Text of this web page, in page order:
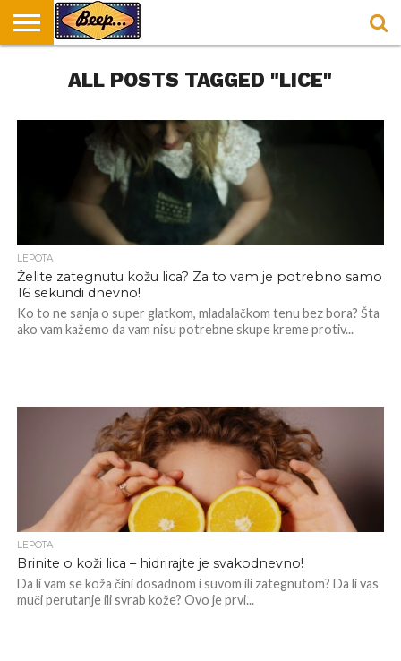
DORUČAK
SVAKODNEVICA
ENTERTAINMENT
LOKACIJE
HRANA I
RECEPTI
NEPUSACKI
LOKALIALL POSTS TAGGED "LICE"
LEPOTA
Želite zategnutu kožu lica? Za to vam je potrebno samo
16 sekundi dnevno!
Ko to ne sanja o super glatkom, mladalačkom tenu bez bora? Šta
ako vam kažemo da vam nisu potrebne skupe kreme protiv...
LEPOTA
Brinite o koži lica – hidrirajte je svakodnevno!
Da li vam se koža čini dosadnom i suvom ili zategnutom? Da li vas
muči perutanje ili svrab kože? Ovo je prvi...